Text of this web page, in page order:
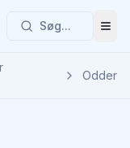
Søg... Åbn
Odder